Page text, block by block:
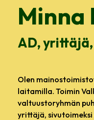
Minna
AD,
Olen
laitamilla. Toimin
valtuustoryhmän
yrittäjä,